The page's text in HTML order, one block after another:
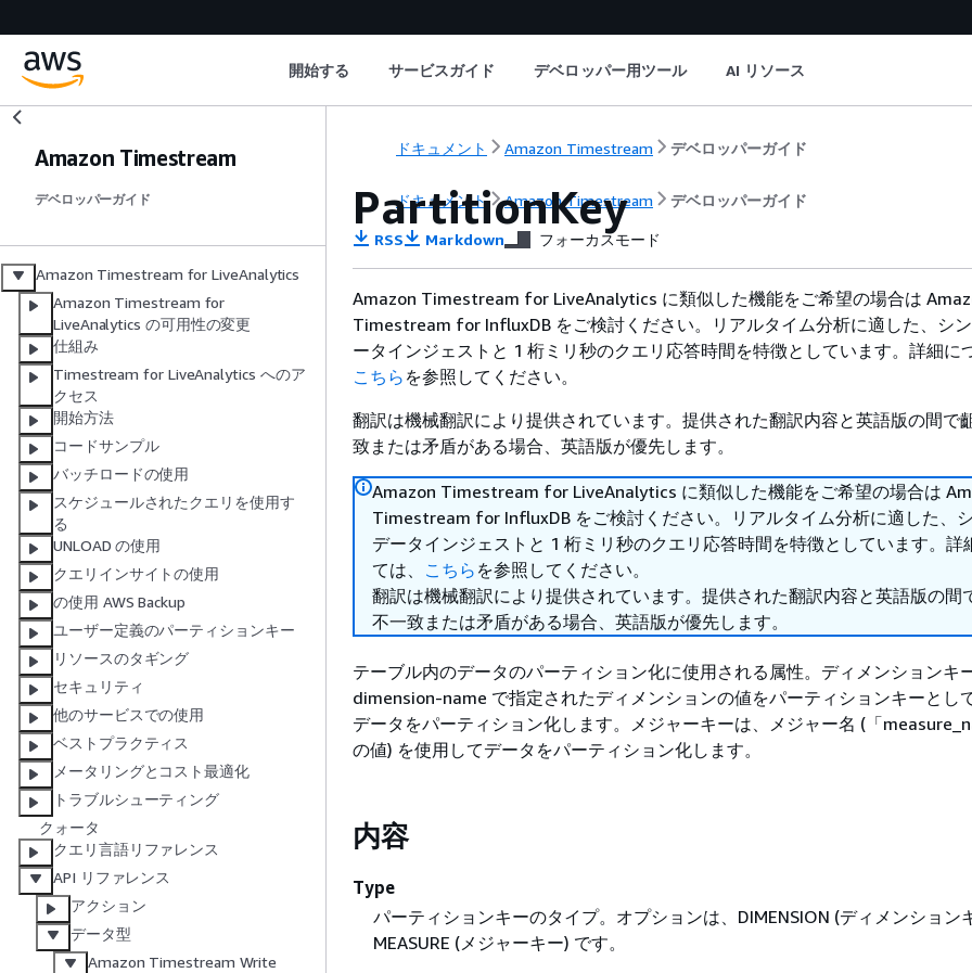
開始する サービスガイド デベロッパー用ツール AI リソース
Amazon Timestream
デベロッパーガイド
Amazon Timestream for LiveAnalytics
Amazon Timestream for
LiveAnalytics の可用性の変更
仕組み
Timestream for LiveAnalytics へのア
クセス
開始方法
コードサンプル
バッチロードの使用
スケジュールされたクエリを使用す
る
UNLOAD の使用
クエリインサイトの使用
の使用 AWS Backup
ユーザー定義のパーティションキー
リソースのタギング
セキュリティ
他のサービスでの使用
ベストプラクティス
メータリングとコスト最適化
トラブルシューティング
クォータ
クエリ言語リファレンス
API リファレンス
アクション
データ型
Amazon Timestream Write
ドキュメント Amazon Timestream デベロッパーガイド
ドキュメント Amazon Timestream デベロッパーガイド
PartitionKey
RSS Markdown フォーカスモード
Amazon Timestream for LiveAnalytics に類似した機能をご希望の場合は
Timestream for InfluxDB をご検討ください。リアルタイム分析に適した、シ
ータインジェストと 1 桁ミリ秒のクエリ応答時間を特徴としています。詳細に
こちら を参照してください。
翻訳は機械翻訳により提供されています。提供された翻訳内容と英語版の間で
致または矛盾がある場合、英語版が優先します。
Amazon Timestream for LiveAnalytics に類似した機能をご希望の場合は
Timestream for InfluxDB をご検討ください。リアルタイム分析に適した、
データインジェストと 1 桁ミリ秒のクエリ応答時間を特徴としています。詳
ては、 こちら を参照してください。
翻訳は機械翻訳により提供されています。提供された翻訳内容と英語版の間
不一致または矛盾がある場合、英語版が優先します。
テーブル内のデータのパーティション化に使用される属性。ディメンションキー
dimension-name で指定されたディメンションの値をパーティションキーとし
データをパーティション化します。メジャーキーは、メジャー名 (「
の値) を使用してデータをパーティション化します。
内容
Type
パーティションキーのタイプ。オプションは、DIMENSION (ディメンション
MEASURE (メジャーキー) です。